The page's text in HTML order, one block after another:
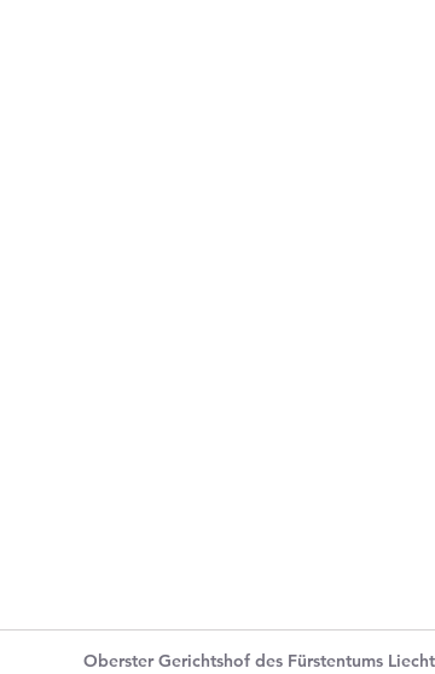
Oberster Gerichtshof des Fürstentums